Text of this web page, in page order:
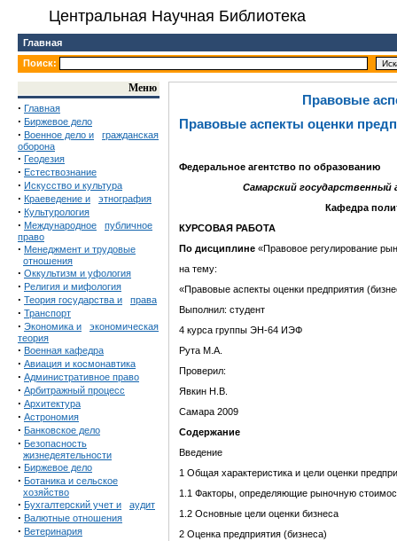
Центральная Научная Библиотека
Главная
Поиск:
Меню
· Главная
· Биржевое дело
· Военное дело и
гражданская
оборона
· Геодезия
· Естествознание
· Искусство и культура
· Краеведение и этнография
· Культурология
· Международное
публичное
право
· Менеджмент и трудовые
отношения
· Оккультизм и уфология
· Религия и мифология
· Теория государства и права
· Транспорт
· Экономика и
экономическая
теория
· Военная кафедра
· Авиация и космонавтика
· Административное право
· Арбитражный процесс
· Архитектура
· Астрономия
· Банковское дело
· Безопасность
жизнедеятельности
· Биржевое дело
· Ботаника и сельское
хозяйство
· Бухгалтерский учет и аудит
· Валютные отношения
· Ветеринария
Правовые
Правовые аспекты оценки
Федеральное агентство по образованию
Самарский
Кафедра
КУРСОВАЯ РАБОТА
По дисциплине «Правовое регулирование
на тему:
«Правовые аспекты оценки предприятия
Выполнил: студент
4 курса группы ЭН-64 ИЭФ
Рута М.А.
Проверил:
Явкин Н.В.
Самара 2009
Содержание
Введение
1 Общая характеристика и цели оценки
1.1 Факторы, определяющие рыночную
1.2 Основные цели оценки бизнеса
2 Оценка предприятия (бизнеса)